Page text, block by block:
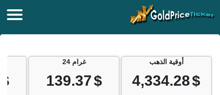
أوقية الذهب
$
4,334.28
غرام 24
$
139.37
$